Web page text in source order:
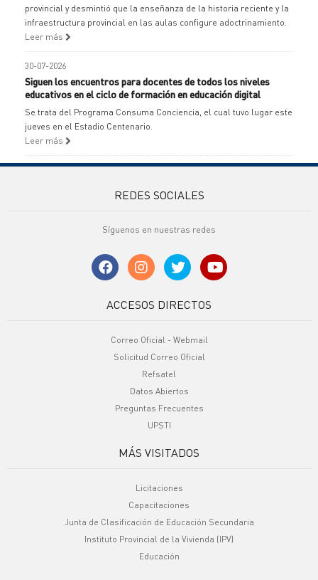
provincial y desmintió que la enseñanza de la historia reciente y la
infraestructura provincial en las aulas configure adoctrinamiento.
Leer más
30-07-2026
Siguen los encuentros para docentes de todos los niveles
educativos en el ciclo de formación en educación digital
Se trata del Programa Consuma Conciencia, el cual tuvo lugar este
jueves en el Estadio Centenario.
Leer más
REDES SOCIALES
Síguenos en nuestras redes
ACCESOS DIRECTOS
Correo Oficial - Webmail
Solicitud Correo Oficial
Refsatel
Datos Abiertos
Preguntas Frecuentes
UPSTI
MÁS VISITADOS
Licitaciones
Capacitaciones
Junta de Clasificación de Educación Secundaria
Instituto Provincial de la Vivienda (IPV)
Educación